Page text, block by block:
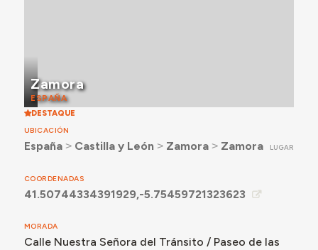
Zamora
ESPAÑA
DESTAQUE
UBICACIÓN
España˃ Castilla y León ˃ Zamora˃ Zamora LUGAR
COORDENADAS
41.50744334391929,-5.75459721323623
MORADA
Calle Nuestra Señora del Tránsito / Paseo de las